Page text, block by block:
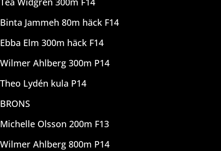
Binta Jammeh 80m häck F14
Ebba Elm 300m häck F14
Wilmer Ahlberg 300m P14
Theo Lydén kula P14
BRONS
Michelle Olsson 200m F13
Wilmer Ahlberg 800m P14